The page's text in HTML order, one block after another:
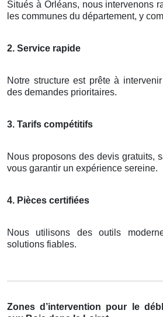
Situés à Orléans, nous intervenons
les communes du département, y
2. Service rapide
Notre structure est prête à
des demandes prioritaires.
3. Tarifs compétitifs
Nous proposons des devis gratuits,
vous garantir un expérience sereine.
4. Pièces certifiées
Nous utilisons des outils
solutions fiables.
Zones d’intervention pour le